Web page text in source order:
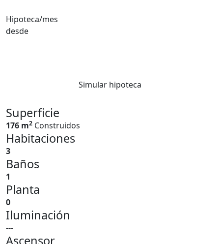
Hipoteca/mes
desde
Simular hipoteca
Superficie
176 m2 Construidos
Habitaciones
3
Baños
1
Planta
0
Iluminación
---
Ascensor